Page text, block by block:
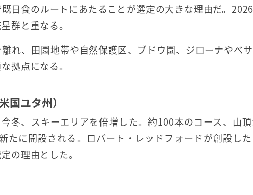
日食のルートにあたることが選定の大きな理由だ。
群と重なる。
れ、田園地帯や自然保護区、ブドウ園、ジローナやベ
拠点になる。
国ユタ州）
冬、スキーエリアを倍増した。約100本のコース、山
たに開設される。ロバート・レッドフォードが創設し
の理由とした。